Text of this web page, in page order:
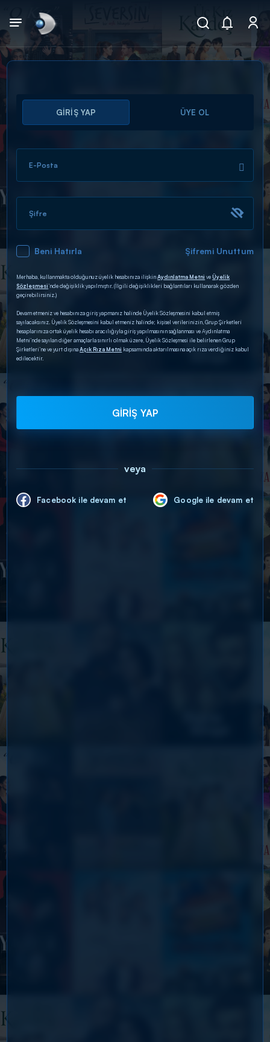
Arama
ARAMA SONUÇLARI
DİĞER SONUÇLAR
GİRİŞ YAP ÜYE OL
E-Posta
Şifre
Beni Hatırla Şifremi Unuttum
Merhaba, kullanmakta olduğunuz üyelik hesabınıza ilişkinAydınlatma Metni veÜyelik
Sözleşmesi’nde değişiklik yapılmıştır. (İlgili değişiklikleri bağlantıları kullanarak gözden
geçirebilirsiniz.)
Devam etmeniz ve hesabınıza giriş yapmanız halinde Üyelik Sözleşmesini kabul etmiş
sayılacaksınız. Üyelik Sözleşmesini kabul etmeniz halinde; kişisel verilerinizin, Grup Şirketleri
hesaplarınıza ortak üyelik hesabı aracılığıyla giriş yapılmasının sağlanması ve Aydınlatma
Metni’nde sayılan diğer amaçlarla sınırlı olmak üzere, Üyelik Sözleşmesi ile belirlenen Grup
Şirketleri’ne ve yurt dışınaAçık Rıza Metni kapsamında aktarılmasına açık rıza verdiğiniz kabul
edilecektir.
GİRİŞ YAP
veya
Facebook ile devam et Google ile devam et